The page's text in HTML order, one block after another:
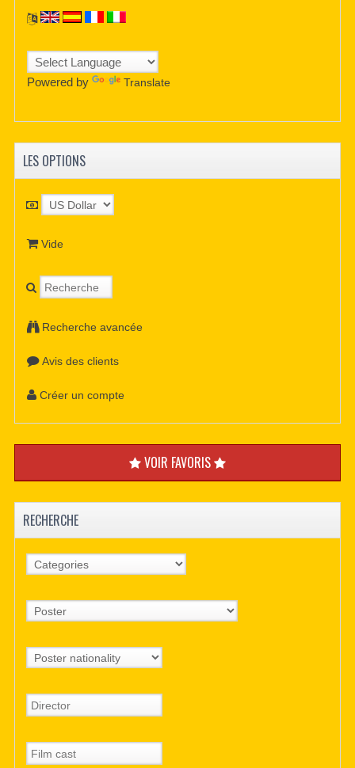
Powered by Translate
LES OPTIONS
Vide
Recherche avancée
Avis des clients
Créer un compte
VOIR FAVORIS
RECHERCHE